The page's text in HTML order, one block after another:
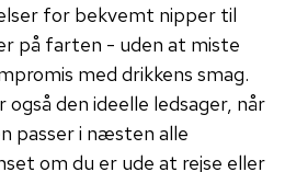
for bekvemt nipper til
på farten - uden at miste
med drikkens smag.
den ideelle ledsager, når
passer i næsten alle
om du er ude at rejse eller